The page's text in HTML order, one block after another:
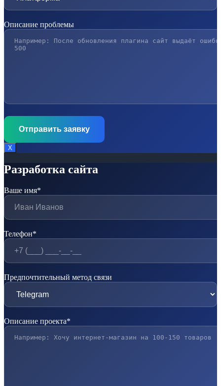
Описание проблемы
Х
Разработка сайта
Ваше имя*
Телефон*
Предпочтительный метод связи
Описание проекта*